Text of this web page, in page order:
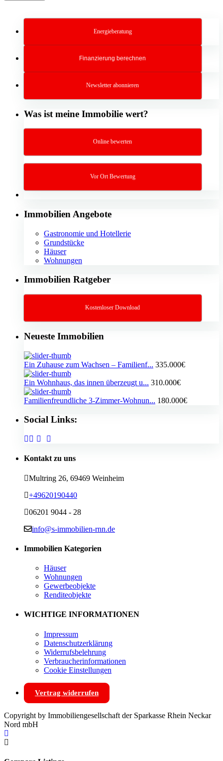
Energieberatung
Finanzierung berechnen
Newsletter abonnieren
Was ist meine Immobilie wert?
Online bewerten
Vor Ort Bewertung
Immobilien Angebote
Gastronomie und Hotellerie
Grundstücke
Häuser
Wohnungen
Immobilien Ratgeber
Kostenloser Download
Neueste Immobilien
Ein Zuhause zum Wachsen – Familienf... 335.000€
Ein Wohnhaus, das innen überzeugt u... 310.000€
Familienfreundliche 3-Zimmer-Wohnun... 180.000€
Social Links:
Kontakt zu uns
Multring 26, 69469 Weinheim
+49620190440
06201 9044 - 28
info@s-immobilien-rnn.de
Immobilien Kategorien
Häuser
Wohnungen
Gewerbeobjekte
Renditeobjekte
WICHTIGE INFORMATIONEN
Impressum
Datenschutzerklärung
Widerrufsbelehrung
Verbraucherinformationen
Cookie Einstellungen
Vertrag widerrufen
Copyright by Immobiliengesellschaft der Sparkasse Rhein Neckar
Nord mbH